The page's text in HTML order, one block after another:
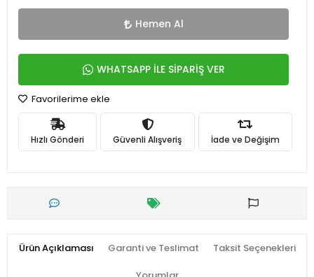
Hemen Al
WHATSAPP İLE SİPARİŞ VER
Favorilerime ekle
Hızlı Gönderi Güvenli Alışveriş İade ve Değişim
Ürün Açıklaması Garanti ve Teslimat Taksit Seçenekleri